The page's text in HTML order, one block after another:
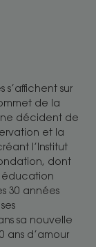
s’affichent sur
de la
décident de
et la
l’Institut
dont
éducation
30 années
sa nouvelle
ans d’amour